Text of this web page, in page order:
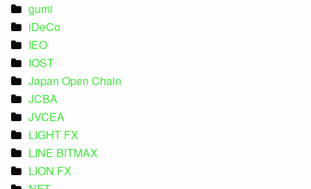
gumi
iDeCo
IEO
IOST
Japan Open Chain
JCBA
JVCEA
LIGHT FX
LINE BITMAX
LION FX